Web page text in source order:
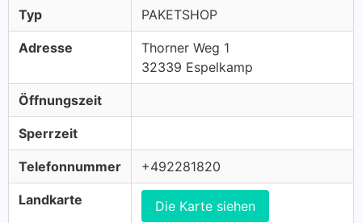
Typ PAKETSHOP
Adresse
Thorner Weg 1
32339 Espelkamp
Öffnungszeit
Sperrzeit
Telefonnummer +492281820
Landkarte Die Karte siehen